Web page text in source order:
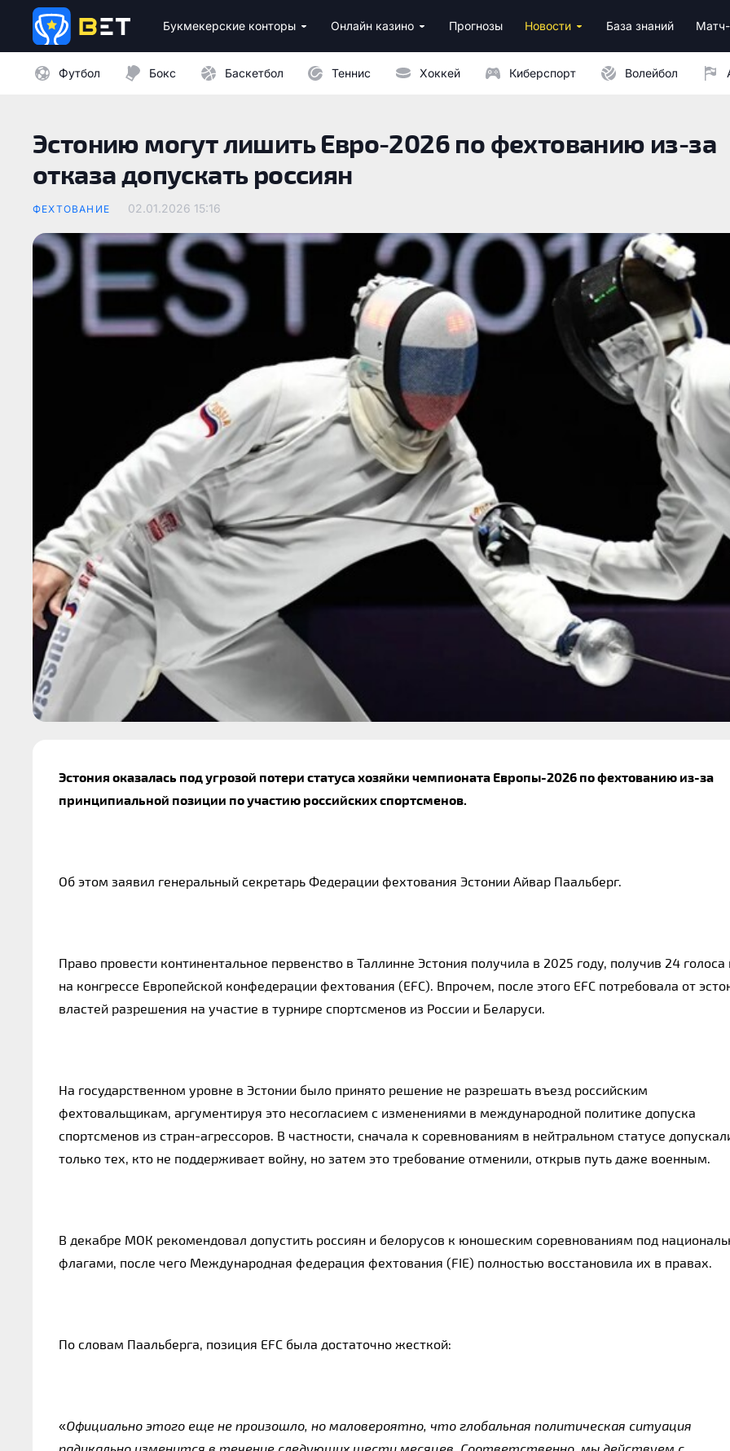
Букмекерские конторы Онлайн казино Прогнозы Новости База знаний
Футбол Бокс Баскетбол Теннис Хоккей Киберспорт Волейбол
Эстонию могут лишить Евро-2026 по фехтованию из-за
отказа допускать россиян
ФЕХТОВАНИЕ 02.01.2026 15:16
Эстония оказалась под угрозой потери статуса хозяйки чемпионата Европы-2026 по фехтованию из-за
принципиальной позиции по участию российских спортсменов.
Об этом заявил генеральный секретарь Федерации фехтования Эстонии Айвар Паальберг.
Право провести континентальное первенство в Таллинне Эстония получила в 2025 году, получив 24 голоса
на конгрессе Европейской конфедерации фехтования (EFC). Впрочем, после этого EFC потребовала от
властей разрешения на участие в турнире спортсменов из России и Беларуси.
На государственном уровне в Эстонии было принято решение не разрешать въезд российским
фехтовальщикам, аргументируя это несогласием с изменениями в международной политике допуска
спортсменов из стран-агрессоров. В частности, сначала к соревнованиям в нейтральном статусе
только тех, кто не поддерживает войну, но затем это требование отменили, открыв путь даже военным.
В декабре МОК рекомендовал допустить россиян и белорусов к юношеским соревнованиям под
флагами, после чего Международная федерация фехтования (FIE) полностью восстановила их в правах.
По словам Паальберга, позиция EFC была достаточно жесткой:
«Официально этого еще не произошло, но маловероятно, что глобальная политическая ситуация